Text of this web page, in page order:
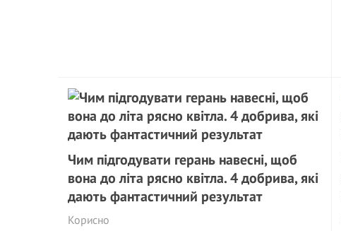
Чим підгодувати герань навесні, щоб
вона до літа рясно квітла. 4 добрива, які
дають фантастичний результат
Корисно